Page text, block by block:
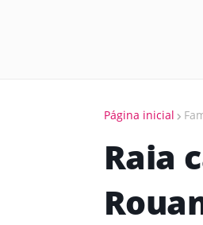
Página inicial
Raia